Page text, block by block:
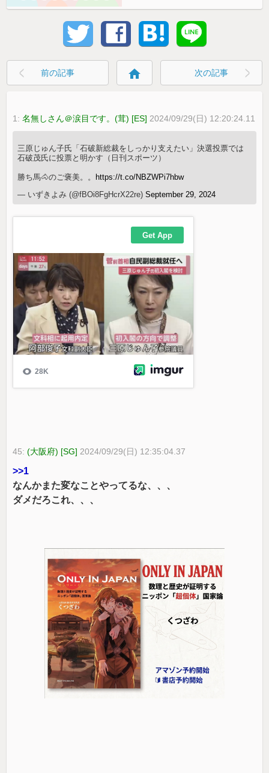
前の記事 home 次の記事
1:名無しさん＠涙目です。(茸) [ES] 2024/09/29(日) 12:20:24.11
三原じゅん子氏「石破新総裁をしっかり支えたい」決選投票では
石破茂氏に投票と明かす（日刊スポーツ）
勝ち馬🐴のご褒美。。
https://t.co/NBZWPi7hbw
— いずきよみ (@fBOi8FgHcrX22re)September 29, 2024
45:(大阪府) [SG] 2024/09/29(日) 12:35:04.37
>>1
なんかまた変なことやってるな、、、
ダメだろこれ、、、